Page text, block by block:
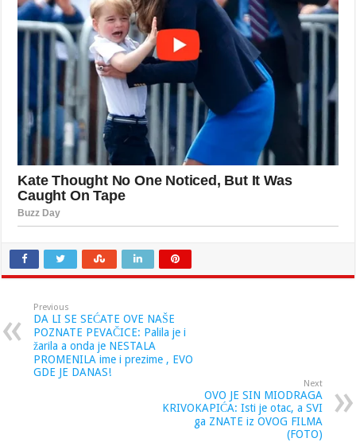
Previous
DA LI SE SEĆATE OVE NAŠE
POZNATE PEVAČICE: Palila je i
žarila a onda je NESTALA
PROMENILA ime i prezime , EVO
GDE JE DANAS!
Next
OVO JE SIN MIODRAGA
KRIVOKAPIĆA: Isti je otac, a SVI
ga ZNATE iz OVOG FILMA
(FOTO)